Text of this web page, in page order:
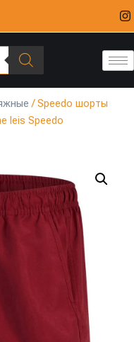
/ Speedo шорты
leis Speedo